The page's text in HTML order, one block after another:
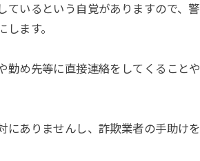
ているという自覚がありますので、
ます。
勤め先等に直接連絡をしてくること
にありませんし、詐欺業者の手助け